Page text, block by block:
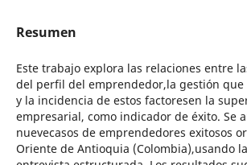
Resumen
Este trabajo explora las relaciones entre
del perfil del emprendedor,la gestión que
y la incidencia de estos factoresen la
empresarial, como indicador de éxito. Se
nuevecasos de emprendedores exitosos
Oriente de Antioquia (Colombia),usando